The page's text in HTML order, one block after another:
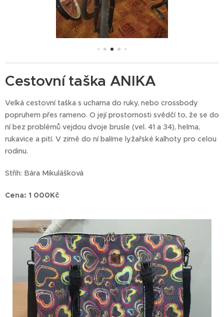
Cestovní taška ANIKA
Velká cestovní taška s uchama do ruky, nebo crossbody
popruhem přes rameno. O její prostornosti svědčí to, že se do
ní bez problémů vejdou dvoje brusle (vel. 41 a 34), helma,
rukavice a pití. V zimě do ní balíme lyžařské kalhoty pro celou
rodinu.
Střih: Bára Mikulášková
Cena: 1 000Kč